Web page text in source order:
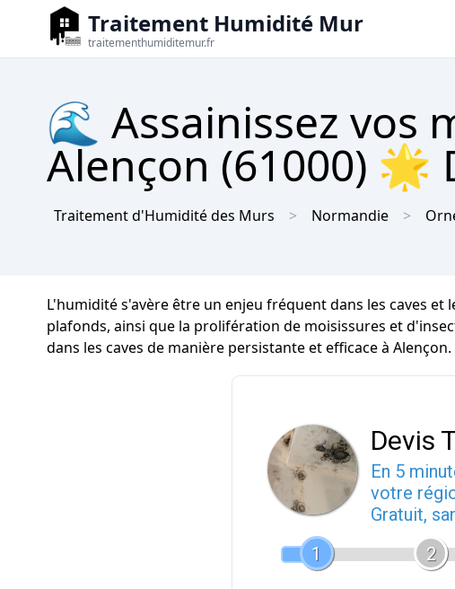
Traitement Humidité Mur
traitementhumiditemur.fr
🌊 Assainissez vos
Alençon (61000)
Traitement d'Humidité des Murs Normandie
L'humidité s'avère être un enjeu fréquent dans les caves
plafonds, ainsi que la prolifération de moisissures et
dans les caves de manière persistante et efficace à Alençon.
Devis
En 5
votre
Gratuit,
1
2